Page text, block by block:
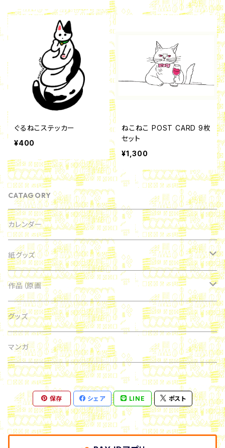
ぐるねこステッカー
¥400
ねこねこ POST CARD 9枚
セット
¥1,300
CATAGORY
カレンダー
紙グッズ
マスキングテープ
シール
ポストカード
作品（原画
どうぶつ
風景
イメージ
グッズ
マンガ
保存 シェア LINE ポスト